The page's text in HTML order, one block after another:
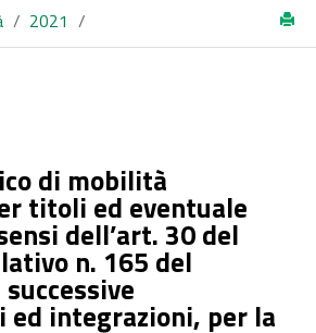
/ 2021 /
30 del decreto legislativo n. 165 del
modificazioni ed integrazioni, per la
nel Profilo Professionale di Dirigente
presso l’Azienda Ospedaliero-
di mobilità
titoli ed eventuale
dell’art. 30 del
n. 165 del
ed integrazioni, per la